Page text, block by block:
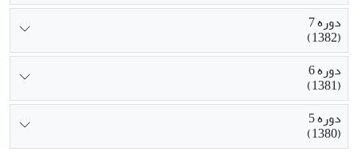
دوره 7
(1382)
دوره 6
(1381)
دوره 5
(1380)